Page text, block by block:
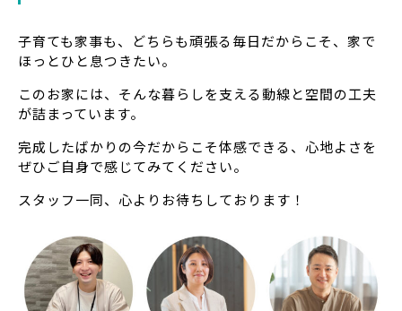
子育ても家事も、どちらも頑張る毎日だからこそ、家で
ほっとひと息つきたい。
このお家には、そんな暮らしを支える動線と空間の工夫
が詰まっています。
完成したばかりの今だからこそ体感できる、心地よさを
ぜひご自身で感じてみてください。
スタッフ一同、心よりお待ちしております！